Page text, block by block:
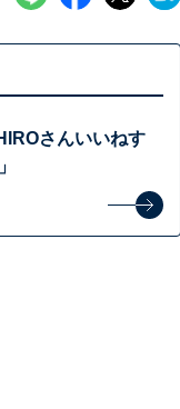
さんいいねす